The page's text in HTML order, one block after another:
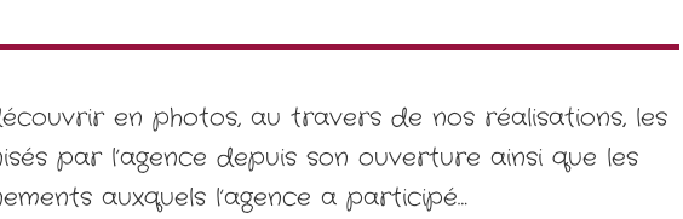
en photos, au travers de nos réalisations, les
par l’agence depuis son ouverture ainsi que les
auxquels l’agence a participé…